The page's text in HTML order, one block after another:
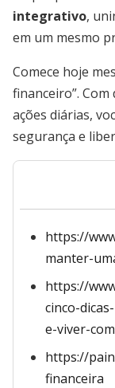
integrativo,
em um mesmo
Comece hoje
financeiro”.
ações diárias,
segurança e
https://
manter-
https://
cinco-
e-viver-
https://
financeira